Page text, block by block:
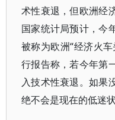
术性衰退，但欧洲经
国家统计局预计，今
被称为欧洲“经济火
行报告称，若今年第
入技术性衰退。如果
绝不会是现在的低迷状